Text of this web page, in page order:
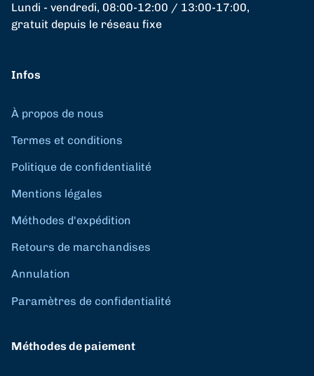
Lundi - vendredi, 08:00-12:00 / 13:00-17:00,
gratuit depuis le réseau fixe
Infos
À propos de nous
Termes et conditions
Politique de confidentialité
Mentions légales
Méthodes d'expédition
Retours de marchandises
Annulation
Paramètres de confidentialité
Méthodes de paiement